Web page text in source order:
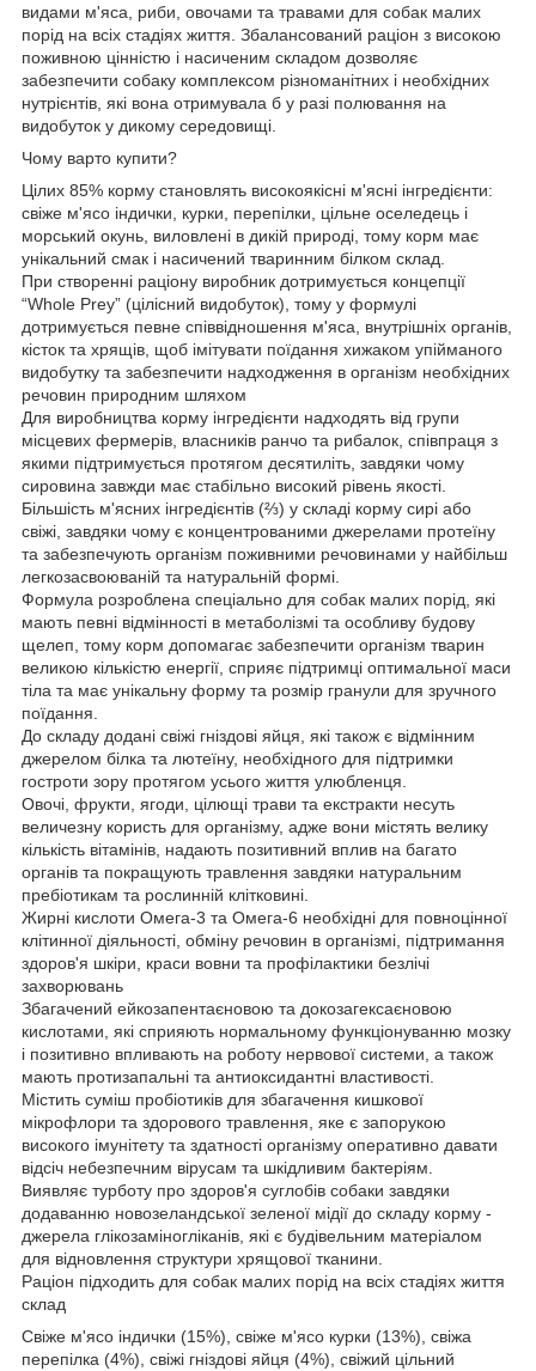
видами м'яса, риби, овочами та травами для собак малих
порід на всіх стадіях життя. Збалансований раціон з високою
поживною цінністю і насиченим складом дозволяє
забезпечити собаку комплексом різноманітних і необхідних
нутрієнтів, які вона отримувала б у разі полювання на
видобуток у дикому середовищі.
Чому варто купити?
Цілих 85% корму становлять високоякісні м'ясні інгредієнти:
свіже м'ясо індички, курки, перепілки, цільне оселедець і
морський окунь, виловлені в дикій природі, тому корм має
унікальний смак і насичений тваринним білком склад.
При створенні раціону виробник дотримується концепції
“Whole Prey” (цілісний видобуток), тому у формулі
дотримується певне співвідношення м'яса, внутрішніх органів,
кісток та хрящів, щоб імітувати поїдання хижаком упійманого
видобутку та забезпечити надходження в організм необхідних
речовин природним шляхом
Для виробництва корму інгредієнти надходять від групи
місцевих фермерів, власників ранчо та рибалок, співпраця з
якими підтримується протягом десятиліть, завдяки чому
сировина завжди має стабільно високий рівень якості.
Більшість м'ясних інгредієнтів (⅔) у складі корму сирі або
свіжі, завдяки чому є концентрованими джерелами протеїну
та забезпечують організм поживними речовинами у найбільш
легкозасвоюваній та натуральній формі.
Формула розроблена спеціально для собак малих порід, які
мають певні відмінності в метаболізмі та особливу будову
щелеп, тому корм допомагає забезпечити організм тварин
великою кількістю енергії, сприяє підтримці оптимальної маси
тіла та має унікальну форму та розмір гранули для зручного
поїдання.
До складу додані свіжі гніздові яйця, які також є відмінним
джерелом білка та лютеїну, необхідного для підтримки
гостроти зору протягом усього життя улюбленця.
Овочі, фрукти, ягоди, цілющі трави та екстракти несуть
величезну користь для організму, адже вони містять велику
кількість вітамінів, надають позитивний вплив на багато
органів та покращують травлення завдяки натуральним
пребіотикам та рослинній клітковині.
Жирні кислоти Омега-3 та Омега-6 необхідні для повноцінної
клітинної діяльності, обміну речовин в організмі, підтримання
здоров'я шкіри, краси вовни та профілактики безлічі
захворювань
Збагачений ейкозапентаєновою та докозагексаєновою
кислотами, які сприяють нормальному функціонуванню мозку
і позитивно впливають на роботу нервової системи, а також
мають протизапальні та антиоксидантні властивості.
Містить суміш пробіотиків для збагачення кишкової
мікрофлори та здорового травлення, яке є запорукою
високого імунітету та здатності організму оперативно давати
відсіч небезпечним вірусам та шкідливим бактеріям.
Виявляє турботу про здоров'я суглобів собаки завдяки
додаванню новозеландської зеленої мідії до складу корму -
джерела глікозаміногліканів, які є будівельним матеріалом
для відновлення структури хрящової тканини.
Раціон підходить для собак малих порід на всіх стадіях життя
склад
Свіже м'ясо індички (15%), свіже м'ясо курки (13%), свіжа
перепілка (4%), свіжі гніздові яйця (4%), свіжий цільний